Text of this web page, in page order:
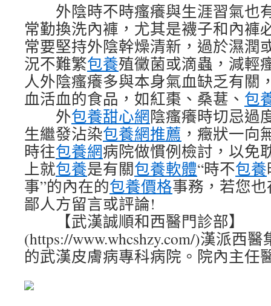
外陰時不時瘙癢與生涯習氣也
常勤換洗內褲，尤其是襪子和內褲
常要堅持外陰幹燥清新，過於濕潤
況不難繁包養殖黴菌或滴蟲，減輕
人外陰瘙癢多與本身氣血缺乏有關
血活血的食品，如紅棗、桑葚、 包
外包養甜心網陰瘙癢時切忌過
生繼發沾染包養網推薦 ，癥狀一向
時往包養網病院做慣例檢討，以免
上就包養是有關包養軟體“時不包養
事”的內在的包養價格事務，若您
鄙人方留言或評論!
【武漢誠順和西醫門診部】
(https://www.whcshzy.com/)漢派西
的武漢皮膚病專科病院。院內主任